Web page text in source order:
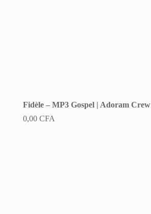
Fidèle – MP3 Gospel | Adoram Crew
0,00 CFA